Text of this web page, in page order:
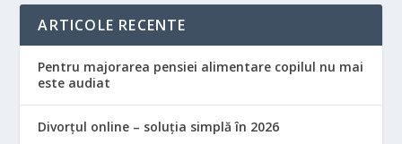
ARTICOLE RECENTE
Pentru majorarea pensiei alimentare copilul nu mai
este audiat
Divorțul online – soluția simplă în 2026